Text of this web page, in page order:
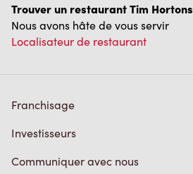
Trouver un restaurant Tim Hortons
Nous avons hâte de vous servir
Localisateur de restaurant
Franchisage
Investisseurs
Communiquer avec nous